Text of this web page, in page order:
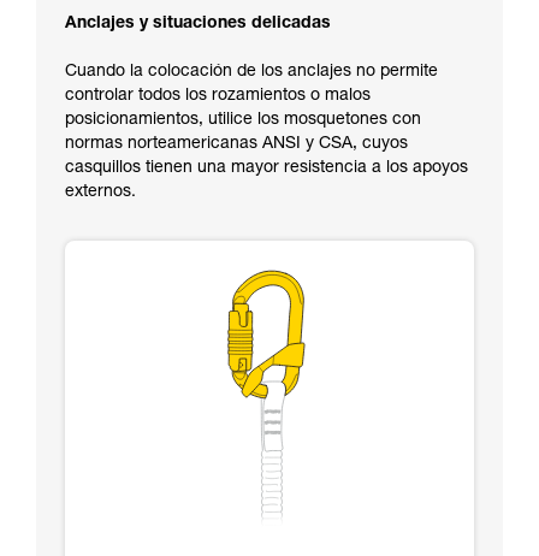
Anclajes y situaciones delicadas
Cuando la colocación de los anclajes no permite
controlar todos los rozamientos o malos
posicionamientos, utilice los mosquetones con
normas norteamericanas ANSI y CSA, cuyos
casquillos tienen una mayor resistencia a los apoyos
externos.